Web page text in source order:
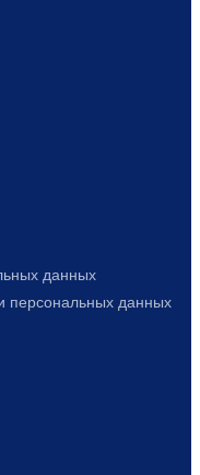
данных
персональных данных